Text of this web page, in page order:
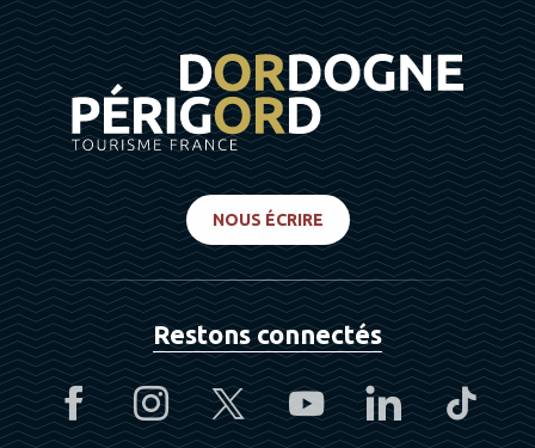
NOUS ÉCRIRE
Restons connectés